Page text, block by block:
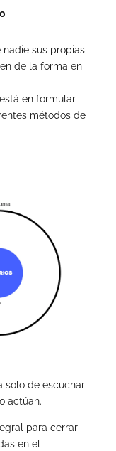
nadie sus propias
de la forma en
en formular
métodos de
solo de escuchar
actúan.
para cerrar
en el